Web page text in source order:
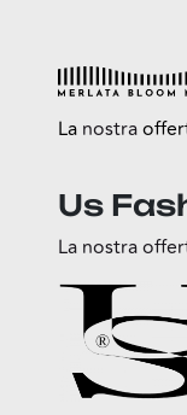
La nostra
Esplora
Shop
Food
Fun
Sport
Esselunga
Us
La nostra